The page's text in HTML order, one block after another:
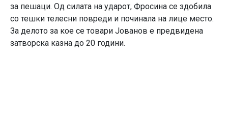
за пешаци. Од силата на ударот, Фросина се здобила
со тешки телесни повреди и починала на лице место.
За делото за кое се товари Јованов е предвидена
затворска казна до 20 години.